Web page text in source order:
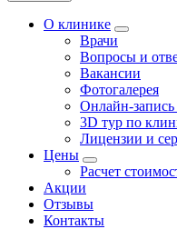
О клинике
Врачи
Вопросы и
Вакансии
Фотогалерея
Онлайн-запись
3D тур по
Лицензии и
Цены
Расчет
Акции
Отзывы
Контакты